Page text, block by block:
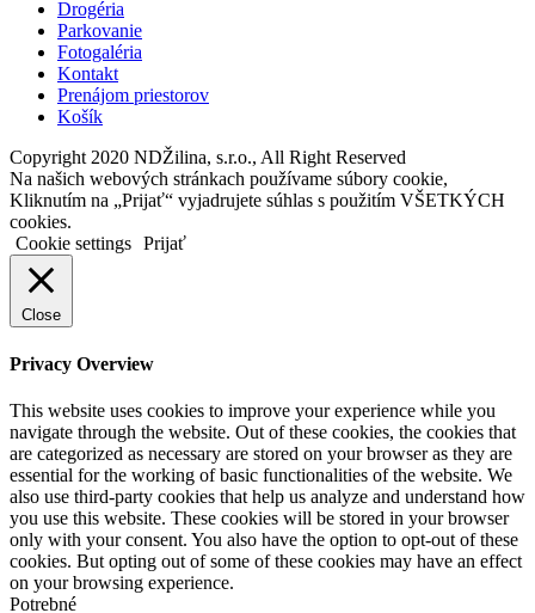
Drogéria
Parkovanie
Fotogaléria
Kontakt
Prenájom priestorov
Košík
Copyright 2020 NDŽilina, s.r.o., All Right Reserved
Na našich webových stránkach používame súbory cookie,
Kliknutím na „Prijať“ vyjadrujete súhlas s použitím VŠETKÝCH
cookies.
Cookie settings Prijať
Close
Privacy Overview
This website uses cookies to improve your experience while you
navigate through the website. Out of these cookies, the cookies that
are categorized as necessary are stored on your browser as they are
essential for the working of basic functionalities of the website. We
also use third-party cookies that help us analyze and understand how
you use this website. These cookies will be stored in your browser
only with your consent. You also have the option to opt-out of these
cookies. But opting out of some of these cookies may have an effect
on your browsing experience.
Potrebné